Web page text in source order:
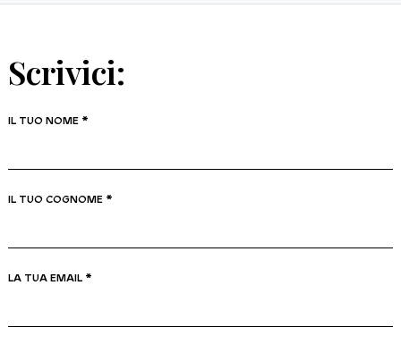
Scrivici:
IL TUO NOME *
IL TUO COGNOME *
LA TUA EMAIL *